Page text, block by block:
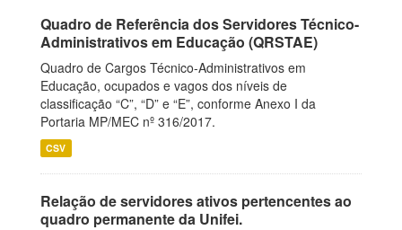
Quadro de Referência dos Servidores Técnico-
Administrativos em Educação (QRSTAE)
Quadro de Cargos Técnico-Administrativos em
Educação, ocupados e vagos dos níveis de
classificação “C”, “D” e “E”, conforme Anexo I da
Portaria MP/MEC nº 316/2017.
CSV
Relação de servidores ativos pertencentes ao
quadro permanente da Unifei.